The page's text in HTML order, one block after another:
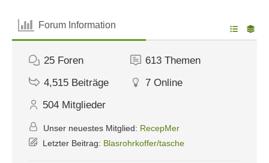
Forum Information
25 Foren 613 Themen
4,515 Beiträge 7 Online
504 Mitglieder
Unser neuestes Mitglied: RecepMer
Letzter Beitrag: Blasrohrkoffer/tasche